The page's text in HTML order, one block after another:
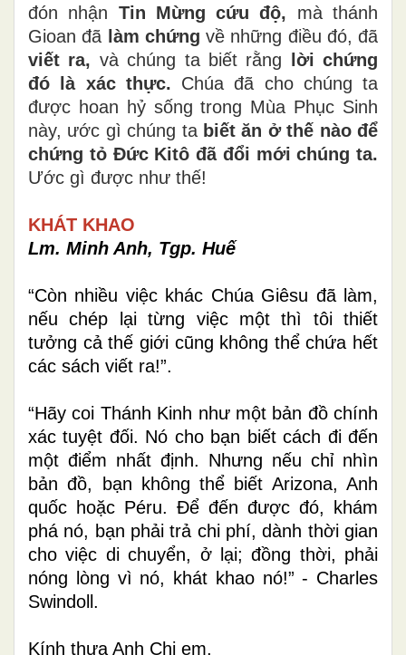
đón nhận Tin Mừng cứu độ, mà thánh
Gioan đã làm chứng về những điều đó, đã
viết ra, và chúng ta biết rằng lời chứng
đó là xác thực. Chúa đã cho chúng ta
được hoan hỷ sống trong Mùa Phục Sinh
này, ước gì chúng ta biết ăn ở thế nào để
chứng tỏ Đức Kitô đã đổi mới chúng ta.
Ước gì được như thế!
KHÁT KHAO
Lm. Minh Anh, Tgp. Huế
“Còn nhiều việc khác Chúa Giêsu đã làm,
nếu chép lại từng việc một thì tôi thiết
tưởng cả thế giới cũng không thể chứa hết
các sách viết ra!”.
“Hãy coi Thánh Kinh như một bản đồ chính
xác tuyệt đối. Nó cho bạn biết cách đi đến
một điểm nhất định. Nhưng nếu chỉ nhìn
bản đồ, bạn không thể biết Arizona, Anh
quốc hoặc Péru. Để đến được đó, khám
phá nó, bạn phải trả chi phí, dành thời gian
cho việc di chuyển, ở lại; đồng thời, phải
nóng lòng vì nó, khát khao nó!” - Charles
Swindoll.
Kính thưa Anh Chị em,